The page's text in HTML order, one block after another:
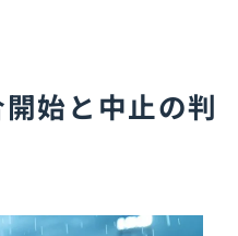
始と中止の判